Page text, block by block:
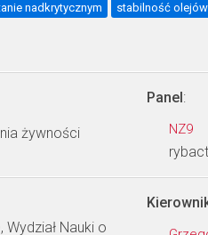
nadkrytycznym stabilność olejów
żywności
Panel:
NZ9
Nauki o